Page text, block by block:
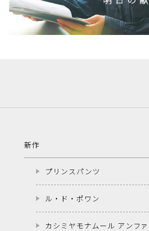
新作
プリンスパンツ
ル・ド・ポワン
カシミヤモナムール アンファ